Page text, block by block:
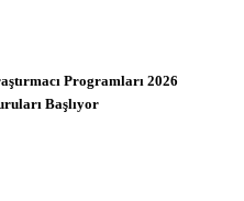
Programları 2026
Başlıyor